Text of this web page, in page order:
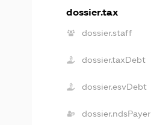
dossier.tax
dossier.staff
dossier.taxDebt
dossier.esvDebt
dossier.ndsPayer